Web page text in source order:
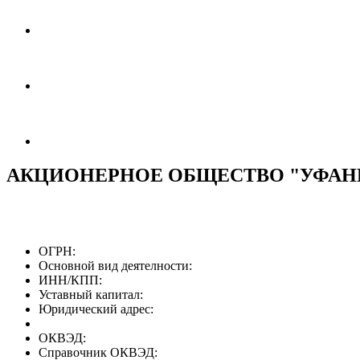
АКЦИОНЕРНОЕ ОБЩЕСТВО
ОГРН:
Основной вид деятелности:
ИНН/КПП:
Уставный капитал:
Юридический адрес:
ОКВЭД:
Справочник ОКВЭД: